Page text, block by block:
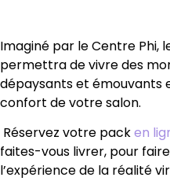
Imaginé par le Centre Phi,
permettra de vivre des
dépaysants et émouvants
confort de votre salon.
Réservez votre packen
faites-vous livrer, pour
l’expérience de la réalité